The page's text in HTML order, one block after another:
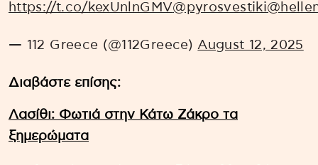
https://t.co/kexUnlnGMV@pyrosvestiki
— 112 Greece (@112Greece)August 12, 2025
Διαβάστε επίσης:
Λασίθι: Φωτιά στην Κάτω Ζάκρο τα
ξημερώματα